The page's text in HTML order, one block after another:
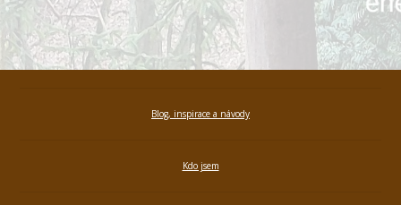
Blog, inspirace a návody
Kdo jsem